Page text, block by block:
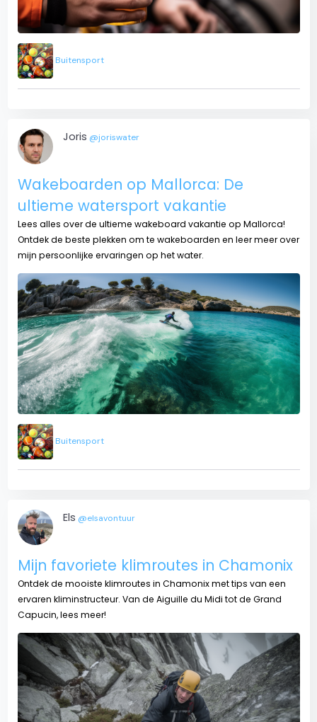
Buitensport
Joris @joriswater
Wakeboarden op Mallorca: De
ultieme watersport vakantie
Lees alles over de ultieme wakeboard vakantie op Mallorca!
Ontdek de beste plekken om te wakeboarden en leer meer over
mijn persoonlijke ervaringen op het water.
Buitensport
Els @elsavontuur
Mijn favoriete klimroutes in Chamonix
Ontdek de mooiste klimroutes in Chamonix met tips van een
ervaren kliminstructeur. Van de Aiguille du Midi tot de Grand
Capucin, lees meer!